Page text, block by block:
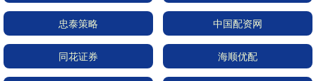
忠泰策略 中国配资网
同花证券 海顺优配